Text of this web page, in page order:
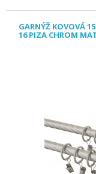
GARNÝŽ KOVOVÁ
16 PIZA CHROM